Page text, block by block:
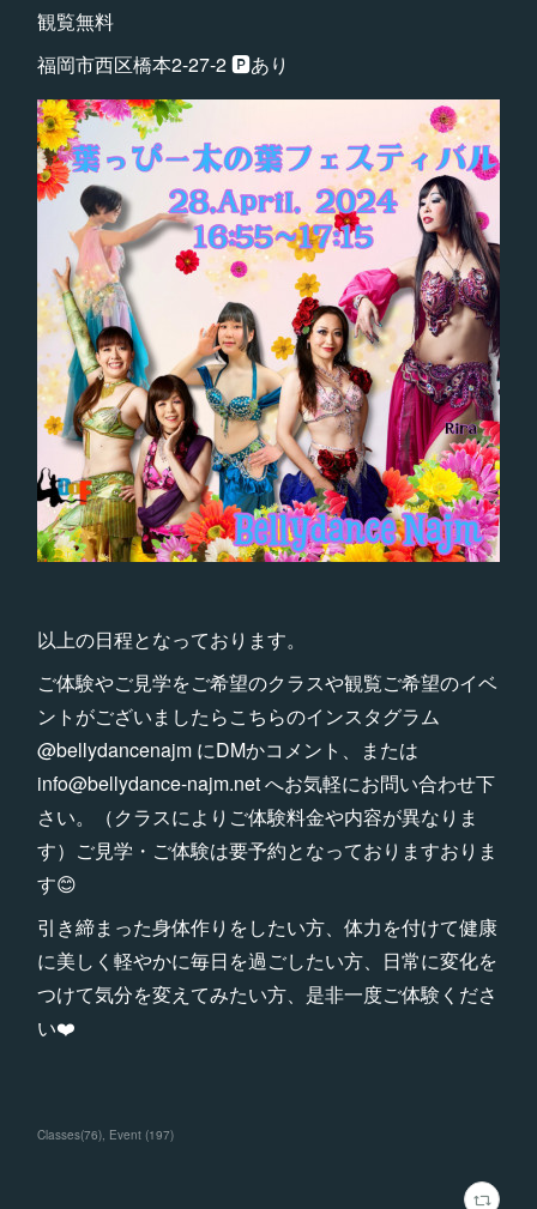
観覧無料
福岡市西区橋本2-27-2 🅿️あり
以上の日程となっております。
ご体験やご見学をご希望のクラスや観覧ご希望のイベ
ントがございましたらこちらのインスタグラム
@bellydancenajm にDMかコメント、または
info@bellydance-najm.net へお気軽にお問い合わせ下
さい。（クラスによりご体験料金や内容が異なりま
す）ご見学・ご体験は要予約となっておりますおりま
す😊
引き締まった身体作りをしたい方、体力を付けて健康
に美しく軽やかに毎日を過ごしたい方、日常に変化を
つけて気分を変えてみたい方、是非一度ご体験くださ
い❤️
Classes(76) Event (197)